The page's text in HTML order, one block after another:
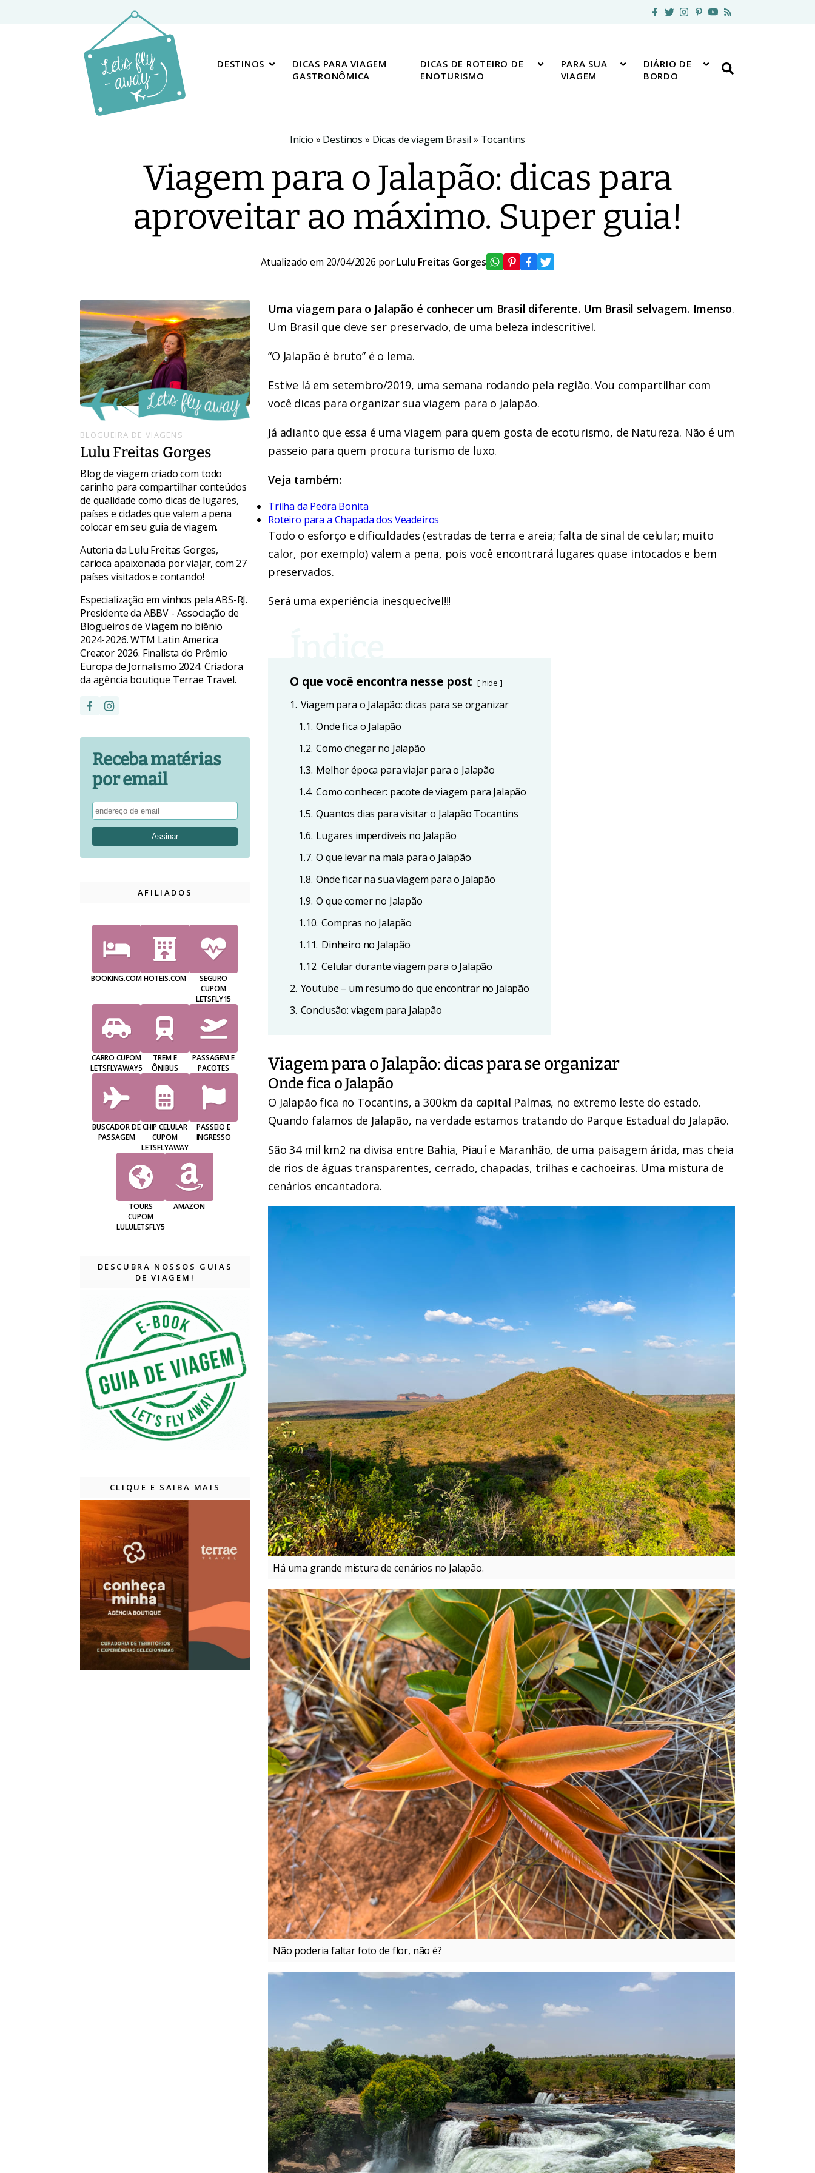
DESTINOS
DICAS PARA VIAGEM
GASTRONÔMICA
DICAS DE ROTEIRO DE
ENOTURISMO
PARA SUA
VIAGEM
DIÁRIO DE
BORDO
Início » Destinos » Dicas de viagem Brasil » Tocantins
Viagem para o Jalapão: dicas para
aproveitar ao máximo. Super guia!
Atualizado em 20/04/2026 porLulu Freitas Gorges
Uma viagem para o Jalapão é conhecer um Brasil diferente. Um Brasil selvagem. Imenso.
Um Brasil que deve ser preservado, de uma beleza indescritível.
“O Jalapão é bruto” é o lema.
Estive lá em setembro/2019, uma semana rodando pela região. Vou compartilhar com
você dicas para organizar sua viagem para o Jalapão.
Já adianto que essa é uma viagem para quem gosta de ecoturismo, de Natureza. Não é um
passeio para quem procura turismo de luxo.
Veja também:
Trilha da Pedra Bonita
Roteiro para a Chapada dos Veadeiros
Todo o esforço e dificuldades (estradas de terra e areia; falta de sinal de celular; muito
calor, por exemplo) valem a pena, pois você encontrará lugares quase intocados e bem
preservados.
Será uma experiência inesquecível!!!
O que você encontra nesse post hide
1. Viagem para o Jalapão: dicas para se organizar
1.1. Onde fica o Jalapão
1.2. Como chegar no Jalapão
1.3. Melhor época para viajar para o Jalapão
1.4. Como conhecer: pacote de viagem para Jalapão
1.5. Quantos dias para visitar o Jalapão Tocantins
1.6. Lugares imperdíveis no Jalapão
1.7. O que levar na mala para o Jalapão
1.8. Onde ficar na sua viagem para o Jalapão
1.9. O que comer no Jalapão
1.10. Compras no Jalapão
1.11. Dinheiro no Jalapão
1.12. Celular durante viagem para o Jalapão
2. Youtube – um resumo do que encontrar no Jalapão
3. Conclusão: viagem para Jalapão
Viagem para o Jalapão: dicas para se organizar
Onde fica o Jalapão
O Jalapão fica no Tocantins, a 300km da capital Palmas, no extremo leste do estado.
Quando falamos de Jalapão, na verdade estamos tratando do Parque Estadual do Jalapão.
São 34 mil km2 na divisa entre Bahia, Piauí e Maranhão, de uma paisagem árida, mas cheia
de rios de águas transparentes, cerrado, chapadas, trilhas e cachoeiras. Uma mistura de
cenários encantadora.
Há uma grande mistura de cenários no Jalapão.
Não poderia faltar foto de flor, não é?
BLOGUEIRA DE VIAGENS
Lulu Freitas Gorges
Blog de viagem criado com todo
carinho para compartilhar conteúdos
de qualidade como dicas de lugares,
países e cidades que valem a pena
colocar em seu guia de viagem.
Autoria da Lulu Freitas Gorges,
carioca apaixonada por viajar, com 27
países visitados e contando!
Especialização em vinhos pela ABS-RJ.
Presidente da ABBV - Associação de
Blogueiros de Viagem no biênio
2024-2026. WTM Latin America
Creator 2026. Finalista do Prêmio
Europa de Jornalismo 2024. Criadora
da agência boutique Terrae Travel.
Receba matérias
por email
AFILIADOS
BOOKING.COMHOTEIS.COM
SEGURO
CUPOM
LETSFLY15
CARRO CUPOM
LETSFLYAWAY5
TREM E
ÔNIBUS
PASSAGEM E
PACOTES
BUSCADOR DE
PASSAGEM
CHIP CELULAR
CUPOM
LETSFLYAWAY
PASSEIO E
INGRESSO
TOURS
CUPOM
LULULETSFLY5
AMAZON
DESCUBRA NOSSOS GUIAS
DE VIAGEM!
CLIQUE E SAIBA MAIS